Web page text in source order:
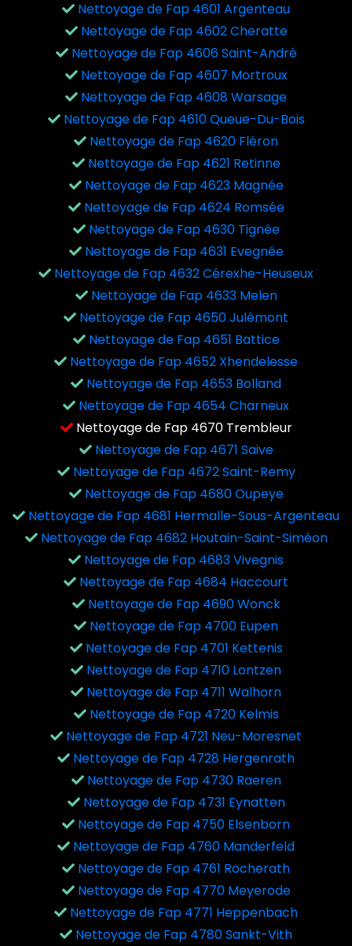
Nettoyage de Fap 4601 Argenteau
Nettoyage de Fap 4602 Cheratte
Nettoyage de Fap 4606 Saint-André
Nettoyage de Fap 4607 Mortroux
Nettoyage de Fap 4608 Warsage
Nettoyage de Fap 4610 Queue-Du-Bois
Nettoyage de Fap 4620 Fléron
Nettoyage de Fap 4621 Retinne
Nettoyage de Fap 4623 Magnée
Nettoyage de Fap 4624 Romsée
Nettoyage de Fap 4630 Tignée
Nettoyage de Fap 4631 Evegnée
Nettoyage de Fap 4632 Cérexhe-Heuseux
Nettoyage de Fap 4633 Melen
Nettoyage de Fap 4650 Julémont
Nettoyage de Fap 4651 Battice
Nettoyage de Fap 4652 Xhendelesse
Nettoyage de Fap 4653 Bolland
Nettoyage de Fap 4654 Charneux
Nettoyage de Fap 4670 Trembleur
Nettoyage de Fap 4671 Saive
Nettoyage de Fap 4672 Saint-Remy
Nettoyage de Fap 4680 Oupeye
Nettoyage de Fap 4681 Hermalle-Sous-Argenteau
Nettoyage de Fap 4682 Houtain-Saint-Siméon
Nettoyage de Fap 4683 Vivegnis
Nettoyage de Fap 4684 Haccourt
Nettoyage de Fap 4690 Wonck
Nettoyage de Fap 4700 Eupen
Nettoyage de Fap 4701 Kettenis
Nettoyage de Fap 4710 Lontzen
Nettoyage de Fap 4711 Walhorn
Nettoyage de Fap 4720 Kelmis
Nettoyage de Fap 4721 Neu-Moresnet
Nettoyage de Fap 4728 Hergenrath
Nettoyage de Fap 4730 Raeren
Nettoyage de Fap 4731 Eynatten
Nettoyage de Fap 4750 Elsenborn
Nettoyage de Fap 4760 Manderfeld
Nettoyage de Fap 4761 Rocherath
Nettoyage de Fap 4770 Meyerode
Nettoyage de Fap 4771 Heppenbach
Nettoyage de Fap 4780 Sankt-Vith